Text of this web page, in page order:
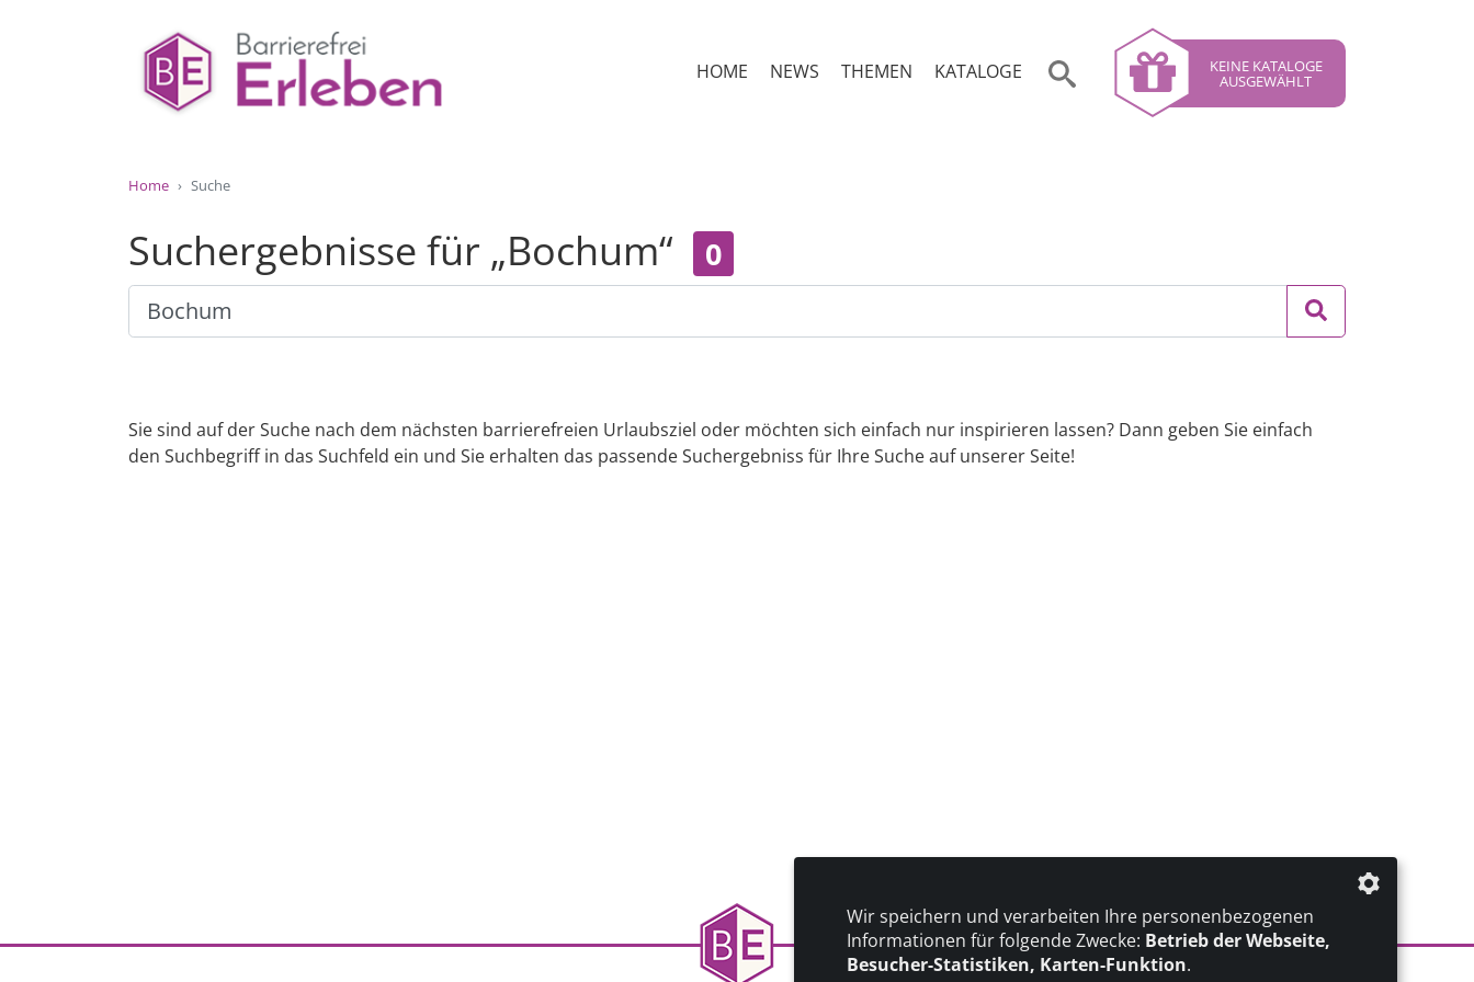
HOME NEWS THEMEN KATALOGE KEINE KATALOGE
AUSGEWÄHLT
Home Suche
Suchergebnisse für „Bochum“ 0
Sie sind auf der Suche nach dem nächsten barrierefreien Urlaubsziel oder möchten sich einfach nur inspirieren lassen? Dann geben Sie einfach
den Suchbegriff in das Suchfeld ein und Sie erhalten das passende Suchergebniss für Ihre Suche auf unserer Seite!
Wir speichern und verarbeiten Ihre personenbezogenen
Informationen für folgende Zwecke: Betrieb der Webseite,
Besucher-Statistiken, Karten-Funktion.